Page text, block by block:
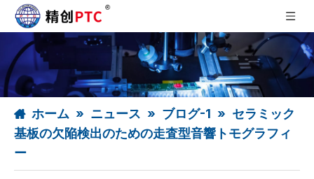
ホーム » ニュース » ブログ-1 » セラミック
基板の欠陥検出のための走査型音響トモグラフィ
ー